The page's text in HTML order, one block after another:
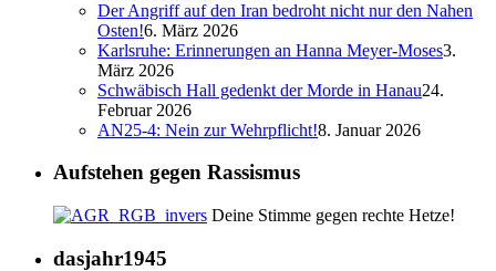
Der Angriff auf den Iran bedroht nicht nur den Nahen
Osten!6. März 2026
Karlsruhe: Erinnerungen an Hanna Meyer-Moses3.
März 2026
Schwäbisch Hall gedenkt der Morde in Hanau24.
Februar 2026
AN25-4: Nein zur Wehrpflicht!8. Januar 2026
Aufstehen gegen Rassismus
Deine Stimme gegen rechte Hetze!
dasjahr1945